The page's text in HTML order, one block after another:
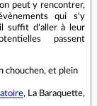
peut y rencontrer,
qui s'y
suffit d'aller à leur
passent
chouchen, et plein
, La Baraquette,